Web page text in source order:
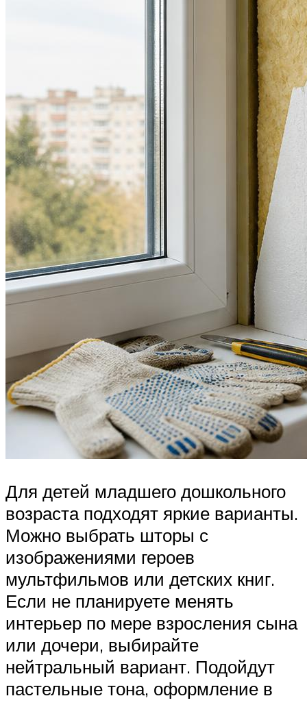
Для детей младшего дошкольного
возраста подходят яркие варианты.
Можно выбрать шторы с
изображениями героев
мультфильмов или детских книг.
Если не планируете менять
интерьер по мере взросления сына
или дочери, выбирайте
нейтральный вариант. Подойдут
пастельные тона, оформление в